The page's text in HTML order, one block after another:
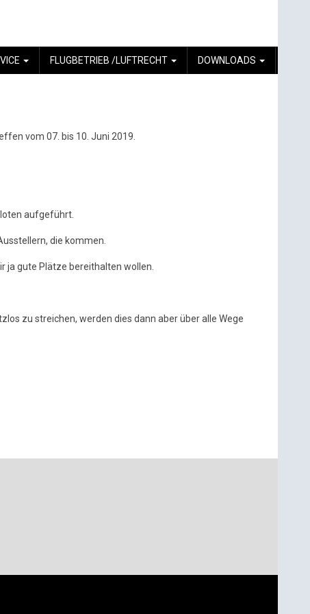
FLUGBETRIEB /LUFTRECHT DOWNLOADS
vom 07. bis 10. Juni 2019.
aufgeführt.
die kommen.
ja gute Plätze bereithalten wollen.
zu streichen, werden dies dann aber über alle Wege